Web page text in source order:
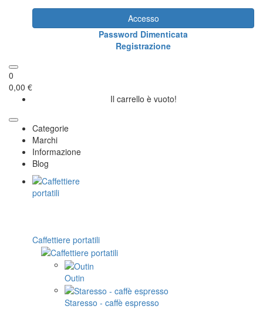
Accesso
Password Dimenticata
Registrazione
0
0,00 €
Il carrello è vuoto!
Categorie
Marchi
Informazione
Blog
Caffettiere portatili
Outin
Staresso - caffè espresso